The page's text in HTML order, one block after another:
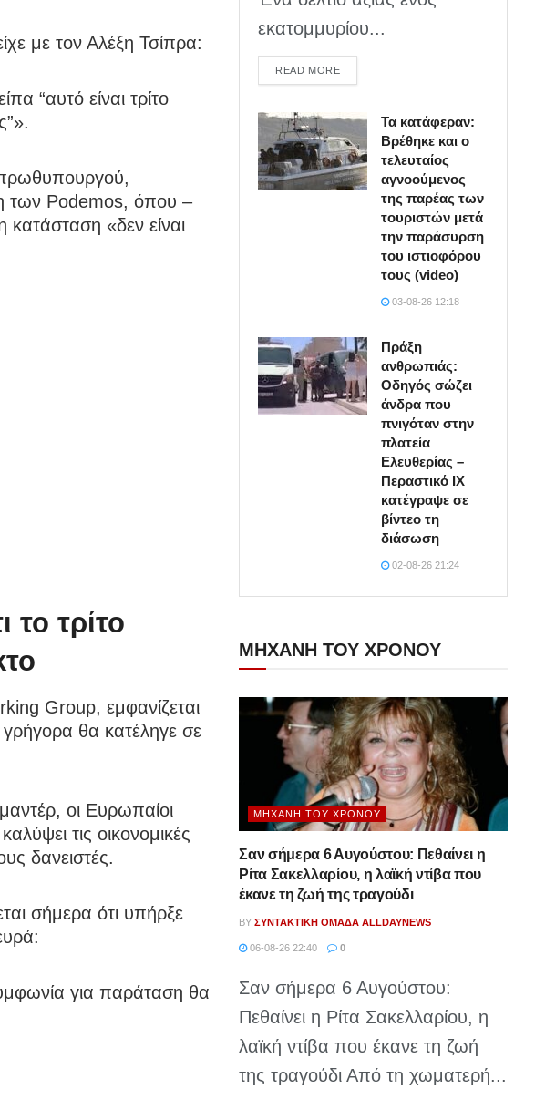
με τον Αλέξη Τσίπρα:
“αυτό είναι τρίτο
πρωθυπουργού,
των Podemos, όπου –
«δεν είναι
το τρίτο
Group, εμφανίζεται
θα κατέληγε σε
οι Ευρωπαίοι
τις οικονομικές
δανειστές.
σήμερα ότι υπήρξε
για παράταση θα
εκατομμυρίου...
READ MOREDETAILS
Τα κατάφεραν:
Βρέθηκε και ο
τελευταίος
αγνοούμενος
της παρέας των
τουριστών μετά
την παράσυρση
του ιστιοφόρου
τους (video)
03-08-26 12:18
Πράξη
ανθρωπιάς:
Οδηγός σώζει
άνδρα που
πνιγόταν στην
πλατεία
Ελευθερίας –
Περαστικό ΙΧ
κατέγραψε σε
βίντεο τη
διάσωση
02-08-26 21:24
ΜΗΧΑΝΗ ΤΟΥ ΧΡΟΝΟΥ
ΜΗΧΑΝΉ ΤΟΥ ΧΡΌΝΟΥ
Σαν σήμερα 6 Αυγούστου: Πεθαίνει η
Ρίτα Σακελλαρίου, η λαϊκή ντίβα που
έκανε τη ζωή της τραγούδι
BY ΣΥΝΤΑΚΤΙΚΉ ΟΜΆΔΑ ALLDAYNEWS
06-08-26 22:40 0
Σαν σήμερα 6 Αυγούστου:
Πεθαίνει η Ρίτα Σακελλαρίου, η
λαϊκή ντίβα που έκανε τη ζωή
της τραγούδι Από τη χωματερή...